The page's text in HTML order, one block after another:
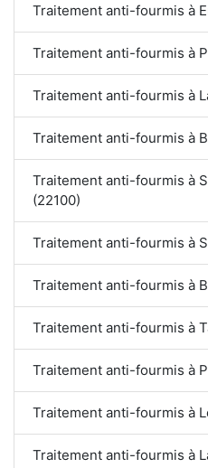
Traitement anti-fourmis à
Traitement anti-fourmis à
Traitement anti-fourmis à
Traitement anti-fourmis à
Traitement anti-fourmis à
(22100)
Traitement anti-fourmis à
Traitement anti-fourmis à
Traitement anti-fourmis à
Traitement anti-fourmis à
Traitement anti-fourmis à
Traitement anti-fourmis à